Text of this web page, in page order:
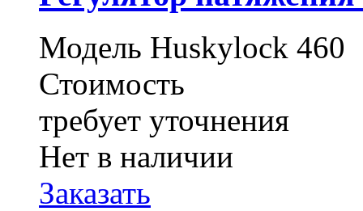
Модель Huskylock 460
Стоимость
требует уточнения
Нет в наличии
Заказать